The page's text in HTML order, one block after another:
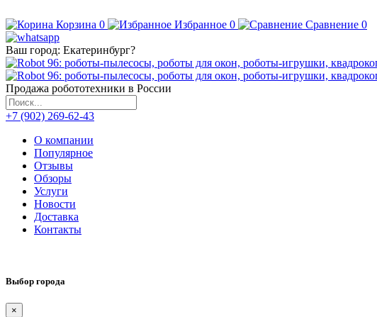
Корзина 0 Избранное 0 Сравнение 0
Ваш город: Екатеринбург?
Продажа робототехники в России
+7 (902) 269-62-43
О компании
Популярное
Отзывы
Обзоры
Услуги
Новости
Доставка
Контакты
Выбор города
×